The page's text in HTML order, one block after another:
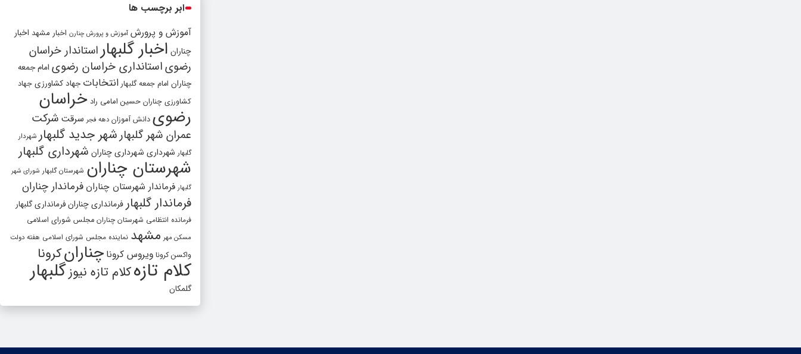
ابر برچسب ها
آموزش و پرورش آموزش و پرورش چنارن اخبار مشهد اخبار
چناران اخبار گلبهار استاندار خراسان
رضویاستانداری خراسان رضوی امام جمعه
چناران امام جمعه گلبهار انتخابات جهاد کشاورزی جهاد
کشاورزی چناران حسین امامی راد خراسان
رضوی دانش آموزان دهه فجر سرقت شرکت
عمران شهر گلبهارشهر جدید گلبهار شهردار
گلبهار شهرداری شهرداری چناران شهرداری گلبهار
شهرستان چناران شهرستان گلبهار شورای شهر
گلبهار فرماندار شهرستان چناران فرماندار چناران
فرماندار گلبهار فرمانداری چنارانفرمانداری گلبهار
فرمانده انتظامی شهرستان چناران مجلس شورای اسلامی
مسکن مهر مشهد نماینده مجلس شورای اسلامی هفته دولت
واکسن کرونا ویروس کرونا چنارانکرونا
کلام تازهکلام تازه نیوزگلبهار
گلمکان